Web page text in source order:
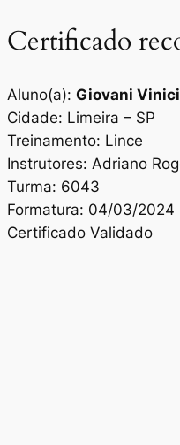
Certificado
Aluno(a): Giovani
Cidade: Limeira – SP
Treinamento: Lince
Instrutores: Adriano
Turma: 6043
Formatura: 04/03/2024
Certificado Validado